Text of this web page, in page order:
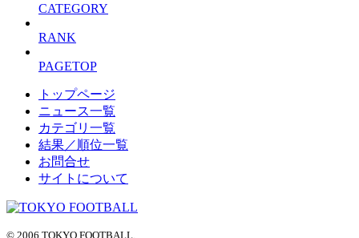
CATEGORY
RANK
PAGETOP
トップページ
ニュース一覧
カテゴリ一覧
結果／順位一覧
お問合せ
サイトについて
© 2006 TOKYO FOOTBALL.